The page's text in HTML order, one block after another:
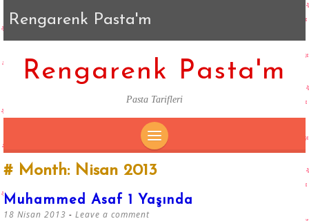
Rengarenk Pasta'm
Rengarenk Pasta'm
Pasta Tarifleri
TO
CONTENT
Month: Nisan 2013
Muhammed Asaf 1 Yaşında
18 Nisan 2013 Leave a comment